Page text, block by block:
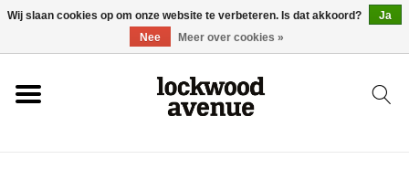
HOME
Wij slaan cookies op om onze website te verbeteren. Is dat akkoord?
Ja
Nee
Meer over cookies »